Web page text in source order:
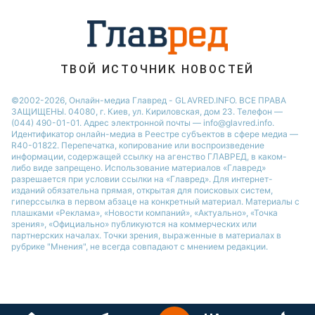
ТВОЙ ИСТОЧНИК НОВОСТЕЙ
©2002-2026, Онлайн-медиа Главред - GLAVRED.INFO. ВСЕ ПРАВА
ЗАЩИЩЕНЫ. 04080, г. Киев, ул. Кириловская, дом 23. Телефон —
(044) 490-01-01. Адрес электронной почты — info@glavred.info.
Идентификатор онлайн-медиа в Реестре cубъектов в сфере медиа —
R40-01822. Перепечатка, копирование или воспроизведение
информации, содержащей ссылку на агенство ГЛАВРЕД, в каком-
либо виде запрещено. Использование материалов «Главред»
разрешается при условии ссылки на «Главред». Для интернет-
изданий обязательна прямая, открытая для поисковых систем,
гиперссылка в первом абзаце на конкретный материал. Материалы с
плашками «Реклама», «Новости компаний», «Актуально», «Точка
зрения», «Официально» публикуются на коммерческих или
партнерских началах. Точки зрения, выраженные в материалах в
рубрике "Мнения", не всегда совпадают с мнением редакции.